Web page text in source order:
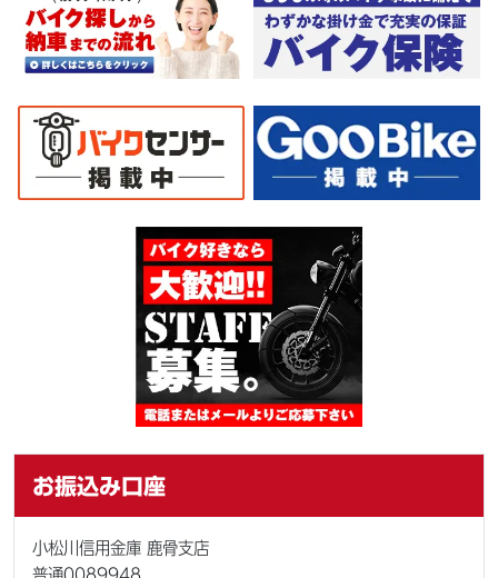
お振込み口座
小松川信用金庫 鹿骨支店